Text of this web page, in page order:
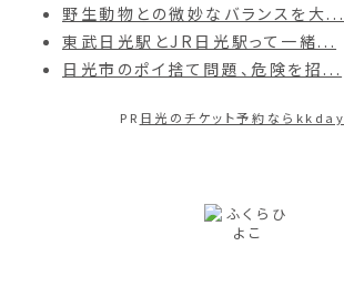
野生動物との微妙なバランスを大...
東武日光駅とJR日光駅って一緒...
日光市のポイ捨て問題、危険を招...
PR 日光のチケット予約ならkkday